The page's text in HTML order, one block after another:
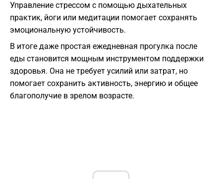
Управление стрессом с помощью дыхательных
практик, йоги или медитации помогает сохранять
эмоциональную устойчивость.
В итоге даже простая ежедневная прогулка после
еды становится мощным инструментом поддержки
здоровья. Она не требует усилий или затрат, но
помогает сохранить активность, энергию и общее
благополучие в зрелом возрасте.